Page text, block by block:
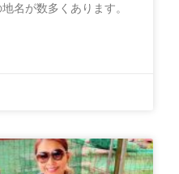
名が数多くあります。